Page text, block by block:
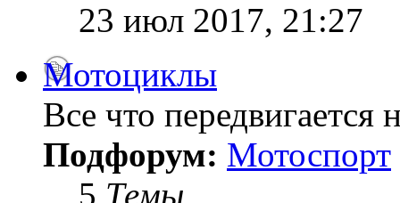
23 июл 2017, 21:27
Мотоциклы
Все что передвигается
Подфорум: Мотоспорт
5 Темы